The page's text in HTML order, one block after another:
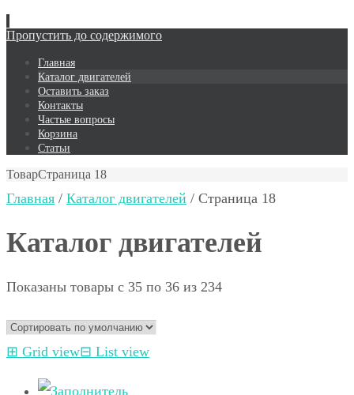
Пропустить до содержимого
Главная
Каталог двигателей
Оставить заказ
Контакты
Частые вопросы
Корзина
Статьи
ТоварСтраница 18
Главная / Каталог двигателей / Страница 18
Каталог двигателей
Показаны товары с 35 по 36 из 234
⊞ Grid view⊟ List view